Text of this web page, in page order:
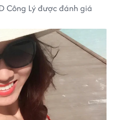
Công Lý được đánh giá